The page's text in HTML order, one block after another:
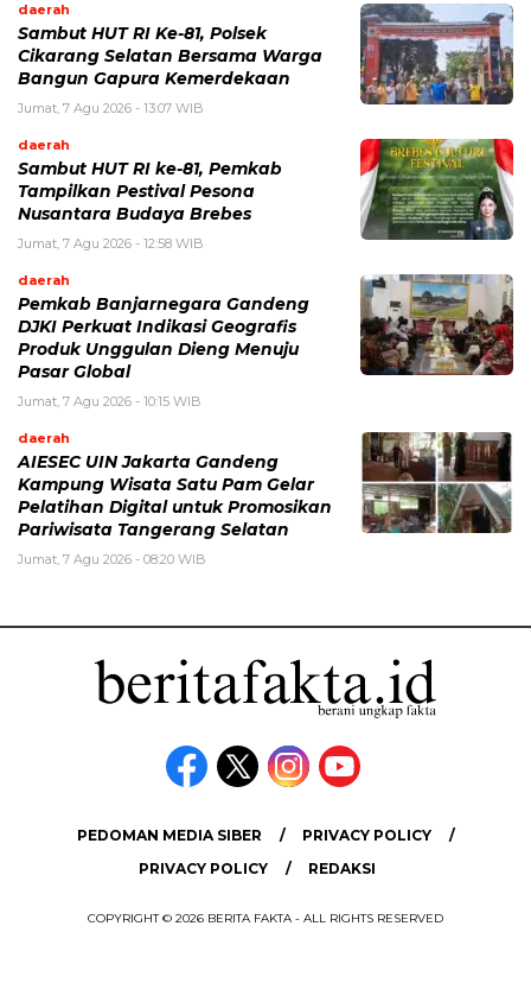
daerah
Sambut HUT RI Ke-81, Polsek
Cikarang Selatan Bersama Warga
Bangun Gapura Kemerdekaan
Jumat, 7 Agu 2026 - 13:07 WIB
daerah
Sambut HUT RI ke-81, Pemkab
Tampilkan Pestival Pesona
Nusantara Budaya Brebes
Jumat, 7 Agu 2026 - 12:58 WIB
daerah
Pemkab Banjarnegara Gandeng
DJKI Perkuat Indikasi Geografis
Produk Unggulan Dieng Menuju
Pasar Global
Jumat, 7 Agu 2026 - 10:15 WIB
daerah
AIESEC UIN Jakarta Gandeng
Kampung Wisata Satu Pam Gelar
Pelatihan Digital untuk Promosikan
Pariwisata Tangerang Selatan
Jumat, 7 Agu 2026 - 08:20 WIB
PEDOMAN MEDIA SIBER
PRIVACY POLICY
PRIVACY POLICY
REDAKSI
COPYRIGHT © 2026 BERITA FAKTA - ALL RIGHTS RESERVED